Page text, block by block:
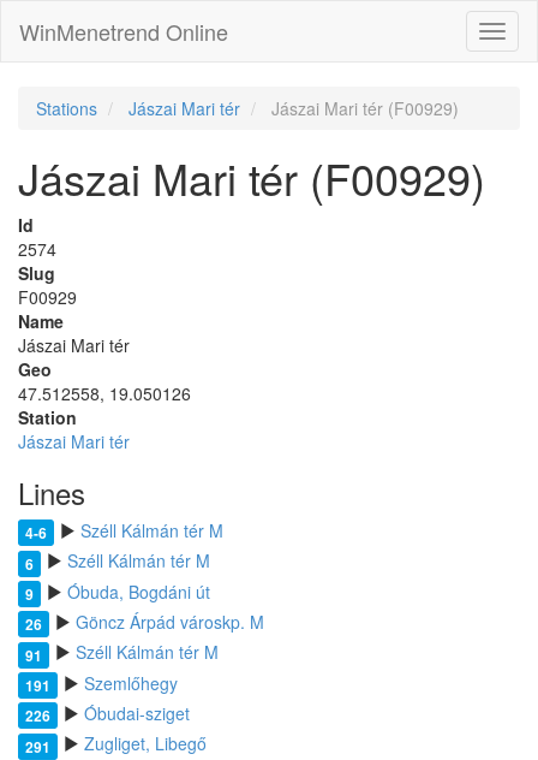
WinMenetrend Online
Stations Jászai Mari tér Jászai Mari tér (F00929)
Jászai Mari tér (F00929)
Id
2574
Slug
F00929
Name
Jászai Mari tér
Geo
47.512558, 19.050126
Station
Jászai Mari tér
Lines
4-6 Széll Kálmán tér M
6 Széll Kálmán tér M
9 Óbuda, Bogdáni út
26 Göncz Árpád városkp. M
91 Széll Kálmán tér M
191 Szemlőhegy
226 Óbudai-sziget
291 Zugliget, Libegő